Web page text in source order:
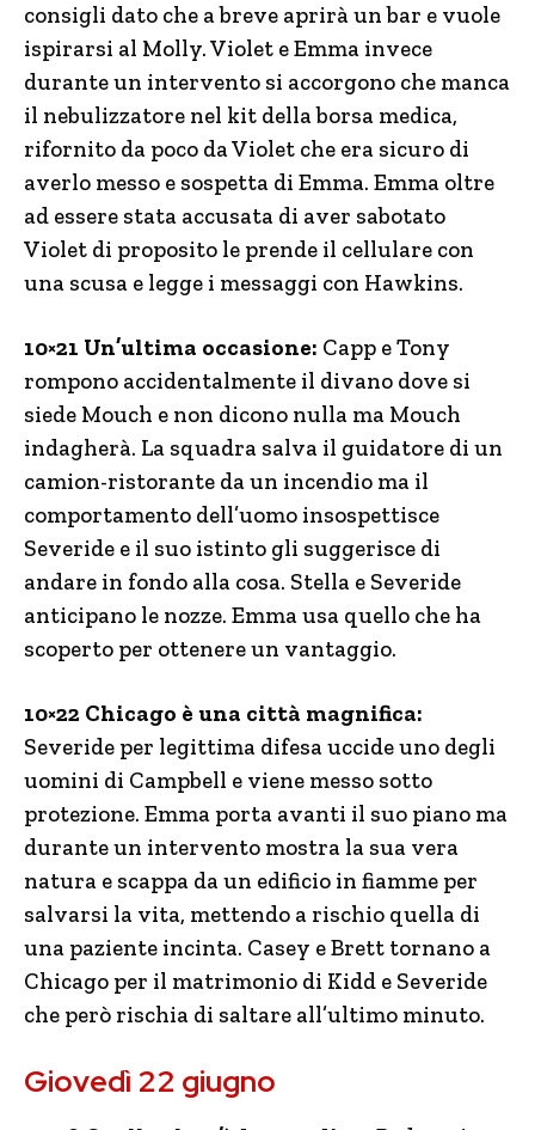
consigli dato che a breve aprirà un bar e vuole
ispirarsi al Molly. Violet e Emma invece
durante un intervento si accorgono che manca
il nebulizzatore nel kit della borsa medica,
rifornito da poco da Violet che era sicuro di
averlo messo e sospetta di Emma. Emma oltre
ad essere stata accusata di aver sabotato
Violet di proposito le prende il cellulare con
una scusa e legge i messaggi con Hawkins.
10×21 Un’ultima occasione: Capp e Tony
rompono accidentalmente il divano dove si
siede Mouch e non dicono nulla ma Mouch
indagherà. La squadra salva il guidatore di un
camion-ristorante da un incendio ma il
comportamento dell’uomo insospettisce
Severide e il suo istinto gli suggerisce di
andare in fondo alla cosa. Stella e Severide
anticipano le nozze. Emma usa quello che ha
scoperto per ottenere un vantaggio.
10×22 Chicago è una città magnifica:
Severide per legittima difesa uccide uno degli
uomini di Campbell e viene messo sotto
protezione. Emma porta avanti il suo piano ma
durante un intervento mostra la sua vera
natura e scappa da un edificio in fiamme per
salvarsi la vita, mettendo a rischio quella di
una paziente incinta. Casey e Brett tornano a
Chicago per il matrimonio di Kidd e Severide
che però rischia di saltare all’ultimo minuto.
Giovedì 22 giugno